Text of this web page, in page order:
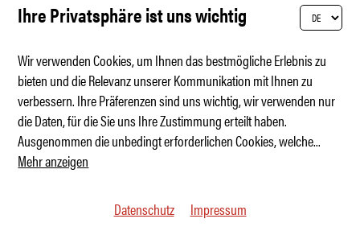
Skoda Peaq – das neue Flaggschiff
Ihre Privatsphäre ist uns wichtig
Wir verwenden Cookies, um Ihnen das bestmögliche Erlebnis zu
bieten und die Relevanz unserer Kommunikation mit Ihnen zu
verbessern. Ihre Präferenzen sind uns wichtig, wir verwenden nur
die Daten, für die Sie uns Ihre Zustimmung erteilt haben.
Ausgenommen die unbedingt erforderlichen Cookies, welche...
Mehr anzeigen
Datenschutz Impressum